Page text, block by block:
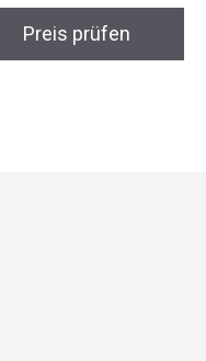
Preis prüfen